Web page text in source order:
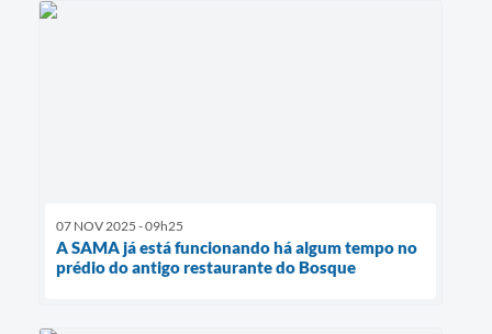
07 NOV 2025 - 09h25
A SAMA já está funcionando há algum tempo no
prédio do antigo restaurante do Bosque